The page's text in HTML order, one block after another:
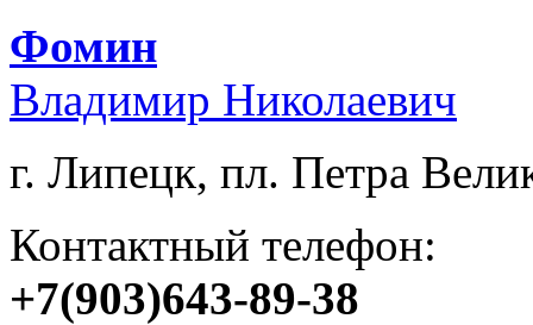
Фомин
Владимир Николаевич
г. Липецк, пл. Петра
Контактный телефон:
+7(903)643-89-38